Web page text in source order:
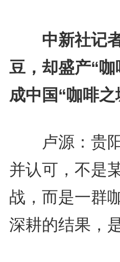
中新社记者
豆，却盛产“
成中国“咖啡之
卢源：贵阳
并认可，不是
战，而是一群
深耕的结果，